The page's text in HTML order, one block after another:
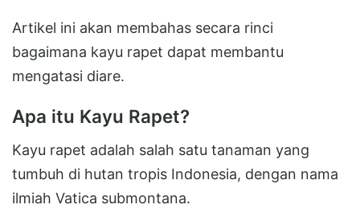
Artikel ini akan membahas secara rinci
bagaimana kayu rapet dapat membantu
mengatasi diare.
Apa itu Kayu Rapet?
Kayu rapet adalah salah satu tanaman yang
tumbuh di hutan tropis Indonesia, dengan nama
ilmiah Vatica submontana.